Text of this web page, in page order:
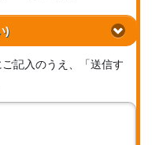
)
記入のうえ、「送信す